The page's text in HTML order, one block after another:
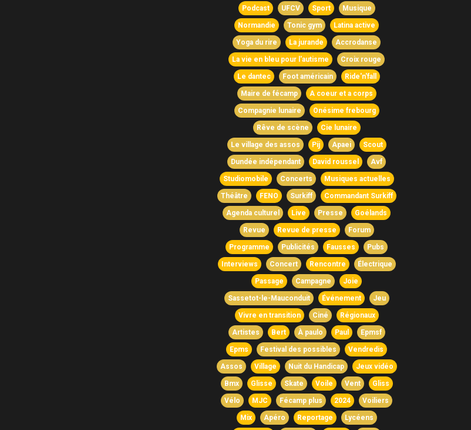
Podcast UFCV Sport Musique
Normandie Tonic gym Latina active
Yoga du rire La jurande Accrodanse
La vie en bleu pour l'autisme Croix rouge
Le dantec Foot américain Ride'n'fall
Maire de fécamp A coeur et a corps
Compagnie lunaire Onésime frebourg
Rêve de scène Cie lunaire
Le village des assos Pij Apaei Scout
Dundée indépendant David roussel Avf
Studiomobile Concerts Musiques actuelles
Théâtre FENO Surkiff Commandant Surkiff
Agenda culturel Live Presse Goélands
Revue Revue de presse Forum
Programme Publicités Fausses Pubs
Interviews Concert Rencontre Électrique
Passage Campagne Joie
Sassetot-le-Mauconduit Événement Jeu
Vivre en transition Ciné Régionaux
Artistes Bert À paulo Paul Epmsf
Epms Festival des possibles Vendredis
Assos Village Nuit du Handicap Jeux vidéo
Bmx Glisse Skate Voile Vent Gliss
Vélo MJC Fécamp plus 2024 Voiliers
Mix Apéro Reportage Lycéens